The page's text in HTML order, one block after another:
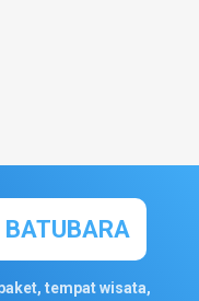
BATUBARA
tempat wisata,